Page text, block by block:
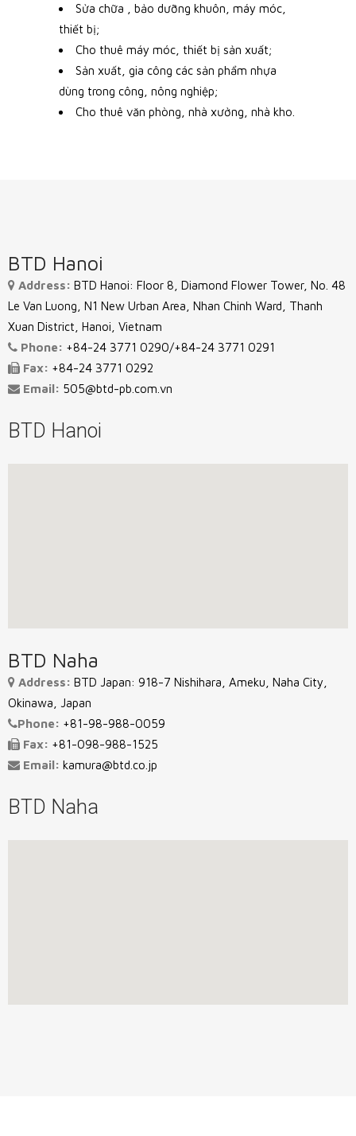
Sửa chữa , bảo dưỡng khuôn, máy móc,
thiết bị;
Cho thuê máy móc, thiết bị sản xuất;
Sản xuất, gia công các sản phẩm nhựa
dùng trong công, nông nghiệp;
Cho thuê văn phòng, nhà xưởng, nhà kho.
BTD Hanoi
Address: BTD Hanoi: Floor 8, Diamond Flower Tower, No. 48
Le Van Luong, N1 New Urban Area, Nhan Chinh Ward, Thanh
Xuan District, Hanoi, Vietnam
Phone: +84-24 3771 0290/+84-24 3771 0291
Fax: +84-24 3771 0292
Email: 505@btd-pb.com.vn
BTD Hanoi
BTD Naha
Address: BTD Japan: 918-7 Nishihara, Ameku, Naha City,
Okinawa, Japan
Phone: +81-98-988-0059
Fax: +81-098-988-1525
Email: kamura@btd.co.jp
BTD Naha